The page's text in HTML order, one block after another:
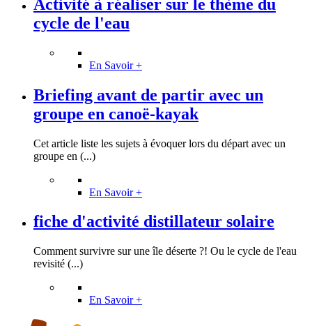
Activité à réaliser sur le thème du
cycle de l'eau
En Savoir +
Briefing avant de partir avec un
groupe en canoë-kayak
Cet article liste les sujets à évoquer lors du départ avec un
groupe en (...)
En Savoir +
fiche d'activité distillateur solaire
Comment survivre sur une île déserte ?! Ou le cycle de l'eau
revisité (...)
En Savoir +